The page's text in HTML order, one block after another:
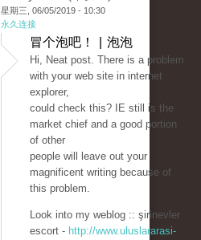
星期三, 06/05/2019 - 10:30
永久连接
冒个泡吧！ | 泡泡
Hi, Neat post. There is a problem
with your web site in internet
explorer,
could check this? IE still is the
market chief and a good portion
of other
people will leave out your
magnificent writing because of
this problem.
Look into my weblog :: şirinevler
escort - http://www.uluslararasi-